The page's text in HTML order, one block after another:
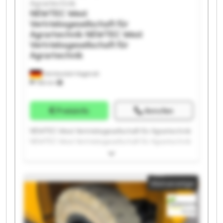
Heinbockel-Hagenah
766 km
Agrartechnik
NEWTEC West
Vertriebsgesellschaft für
Agrartechnik NEWTEC West
Vertriebsgesellschaft für
Agrartechnik
Preisinfo Anrufen
NEWTEC West Vertriebsgesellschaft für Agrartechnik
NEWTEC West Vertriebsgesellschaft für Agrartechnik
NEWTEC West Vertriebsgesellschaft für Agrartechnik
NEWTEC West Vertriebsgesellschaft für Agrartechnik
NEWTEC West Vertriebsgesellschaft für Agrartechnik
NEWTEC West Vertriebsgesellschaft für Agrartechnik
NEWTEC West Vertriebsgesellschaft für Agrartechnik
Kleinanzeige